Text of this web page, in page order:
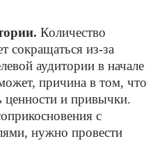
Количество
сокращаться из-за
аудитории в начале
причина в том, что
ценности и привычки.
с
нужно провести